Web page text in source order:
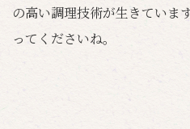
の高い調理技術が生きていま
ってくださいね。